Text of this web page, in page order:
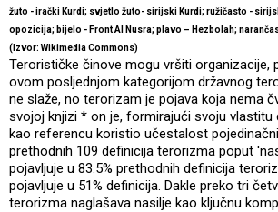
žuto - irački Kurdi; svjetlo žuto- sirijski Kurdi; ružičasto -
opozicija; bijelo - Front Al Nusra; p lavo – Hezbolah; n
(Izvor: Wikimedia Commons)
Terorističke činove mogu vršiti organizacije,
ovom posljednjom kategorijom državnog
ne slaže, no terorizam je pojava koja nema
svojoj knjizi * on je, formirajući svoju vlastitu
kao referencu koristio učestalost
prethodnih 109 definicija terorizma poput
pojavljuje u 83.5% prethodnih definicija
pojavljuje u 51% definicija. Dakle preko tri
terorizma naglašava nasilje kao ključnu